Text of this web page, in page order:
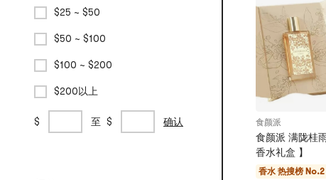
$25 ~ $50
$50 ~ $100
$100 ~ $200
$200以上
自
$
price
至 $
price
确认
多
颗
星
食颜派
食颜派 满陇桂
香水礼盒 】
香水 热搜榜 No.2